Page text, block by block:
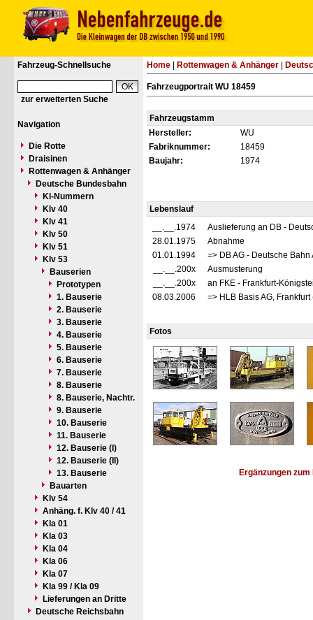
Fahrzeug-Schnellsuche
zur erweiterten Suche
Navigation
Die Rotte
Draisinen
Rottenwagen & Anhänger
Deutsche Bundesbahn
Kl-Nummern
Klv 40
Klv 41
Klv 50
Klv 51
Klv 53
Bauserien
Prototypen
1. Bauserie
2. Bauserie
3. Bauserie
4. Bauserie
5. Bauserie
6. Bauserie
7. Bauserie
8. Bauserie
8. Bauserie, Nachtr.
9. Bauserie
10. Bauserie
11. Bauserie
12. Bauserie (I)
12. Bauserie (II)
13. Bauserie
Bauarten
Klv 54
Anhäng. f. Klv 40 / 41
Kla 01
Kla 03
Kla 04
Kla 06
Kla 07
Kla 99 / Kla 09
Lieferungen an Dritte
Deutsche Reichsbahn
Home Rottenwagen & Anhänger
Fahrzeugportrait WU 18459
Fahrzeugstamm
Hersteller:
WU
Fabriknummer:
18459
Baujahr:
1974
Lebenslauf
__.__.1974
Auslieferung an DB -
28.01.1975
Abnahme
01.01.1994
=> DB AG - Deutsche
__.__.200x
Ausmusterung
__.__.200x
an FKE - Frankfurt-
08.03.2006
=> HLB Basis AG,
Fotos
Ergänzungen